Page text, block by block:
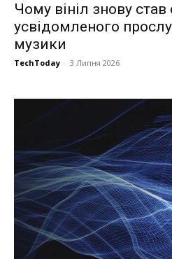
Чому вініл знову
усвідомленого
музики
TechToday - 3 Липня 2026